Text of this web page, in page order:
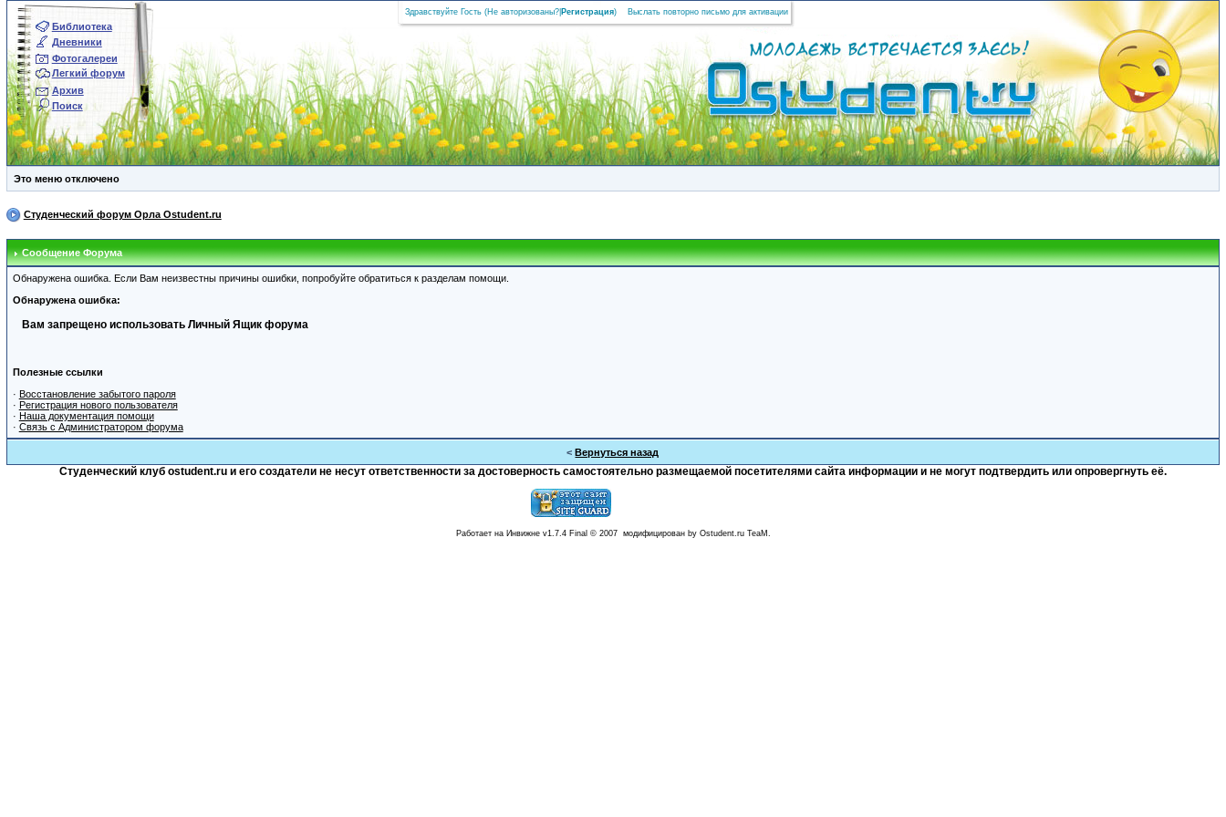
Библиотека
Дневники
Фотогалереи
Легкий форум
Архив
Поиск
Здравствуйте Гость (Не авторизованы? Регистрация) Выслать повторно письмо для активации
Это меню отключено
Студенческий форум Орла Ostudent.ru
Сообщение Форума
Обнаружена ошибка. Если Вам неизвестны причины ошибки, попробуйте обратиться к разделам помощи.
Обнаружена ошибка:
Вам запрещено использовать Личный Ящик форума
Полезные ссылки
· Восстановление забытого пароля
· Регистрация нового пользователя
· Наша документация помощи
· Связь с Администратором форума
<Вернуться назад
Студенческий клуб ostudent.ru и его создатели не несут ответственности за достоверность самостоятельно размещаемой посетителями сайта информации и не могут подтвердить или опровергнуть её.
Работает на Инвижне v1.7.4 Final © 2007 модифицирован by Ostudent.ru TeaM.